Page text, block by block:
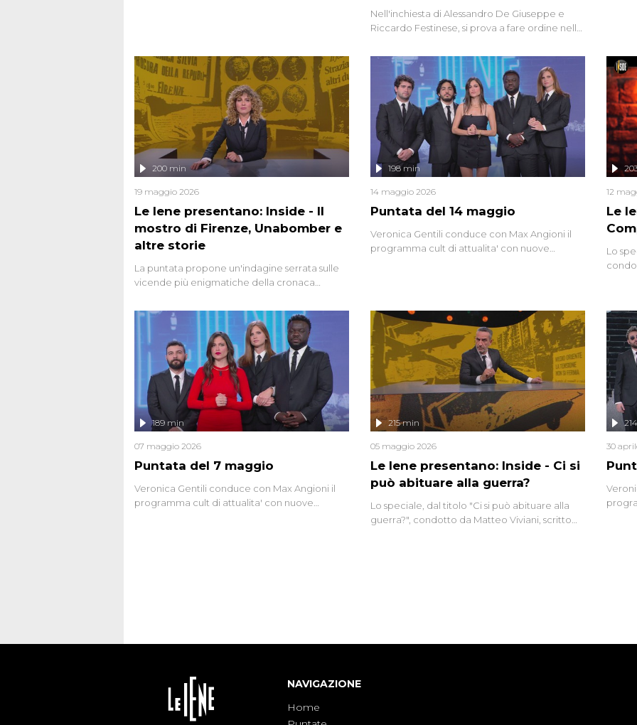
Nell'inchiesta di Alessandro De Giuseppe e
Riccardo Festinese, si prova a fare ordine nella
continuano a emergere attorno a una delle
vicende giudiziarie più discusse degli ultimi
anni. Lo speciale ricostruisce la vicenda
mettendo in fila testimonianze, errori, dettagli
controversi e i protagonisti di un'indagine che
sembra non avere fine.
Le Iene presentano: Inside - Il
mostro di Firenze, Unabomber e
altre storie
200 min
19 maggio 2026
La puntata propone un'indagine serrata sulle
vicende più enigmatiche della cronaca
seriale responsabile di decine di attentati tra
gli anni '90 e il 2000 che, inquietantemente,
potrebbe essere ancora in libertà. Lo speciale
affronta inoltre le zone d'ombra sul Mostro di
Firenze, le cui responsabilità appaiono ancora
oggi avvolte in un groviglio di dubbi mai
chiariti. Nel corso dello speciale anche
l'intervista inedita a Olindo Romano, realizzata
ne...
Puntata del 14 maggio
198 min
14 maggio 2026
Veronica Gentili conduce con Max Angioni il
programma cult di attualita' con nuove
Le
12
Lo
e
Puntata del 7 maggio
189 min
07 maggio 2026
Veronica Gentili conduce con Max Angioni il
programma cult di attualita' con nuove
Le Iene presentano: Inside - Ci si
può abituare alla guerra?
215 min
05 maggio 2026
Lo speciale, dal titolo "Ci si può abituare alla
guerra?", condotto da Matteo Viviani, scritto
30
NAVIGAZIONE
Home